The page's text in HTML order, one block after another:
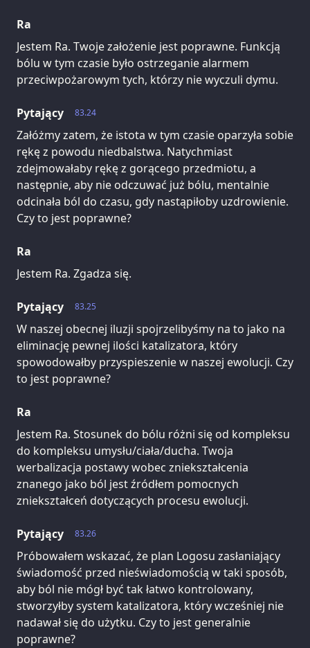
Ra
Jestem Ra. Twoje założenie jest poprawne. Funkcją
bólu w tym czasie było ostrzeganie alarmem
przeciwpożarowym tych, którzy nie wyczuli dymu.
83.24
Pytający
Załóżmy zatem, że istota w tym czasie oparzyła sobie
rękę z powodu niedbalstwa. Natychmiast
zdejmowałaby rękę z gorącego przedmiotu, a
następnie, aby nie odczuwać już bólu, mentalnie
odcinała ból do czasu, gdy nastąpiłoby uzdrowienie.
Czy to jest poprawne?
Ra
Jestem Ra. Zgadza się.
83.25
Pytający
W naszej obecnej iluzji spojrzelibyśmy na to jako na
eliminację pewnej ilości katalizatora, który
spowodowałby przyspieszenie w naszej ewolucji. Czy
to jest poprawne?
Ra
Jestem Ra. Stosunek do bólu różni się od kompleksu
do kompleksu umysłu/ciała/ducha. Twoja
werbalizacja postawy wobec zniekształcenia
znanego jako ból jest źródłem pomocnych
zniekształceń dotyczących procesu ewolucji.
83.26
Pytający
Próbowałem wskazać, że plan Logosu zasłaniający
świadomość przed nieświadomością w taki sposób,
aby ból nie mógł być tak łatwo kontrolowany,
stworzyłby system katalizatora, który wcześniej nie
nadawał się do użytku. Czy to jest generalnie
poprawne?